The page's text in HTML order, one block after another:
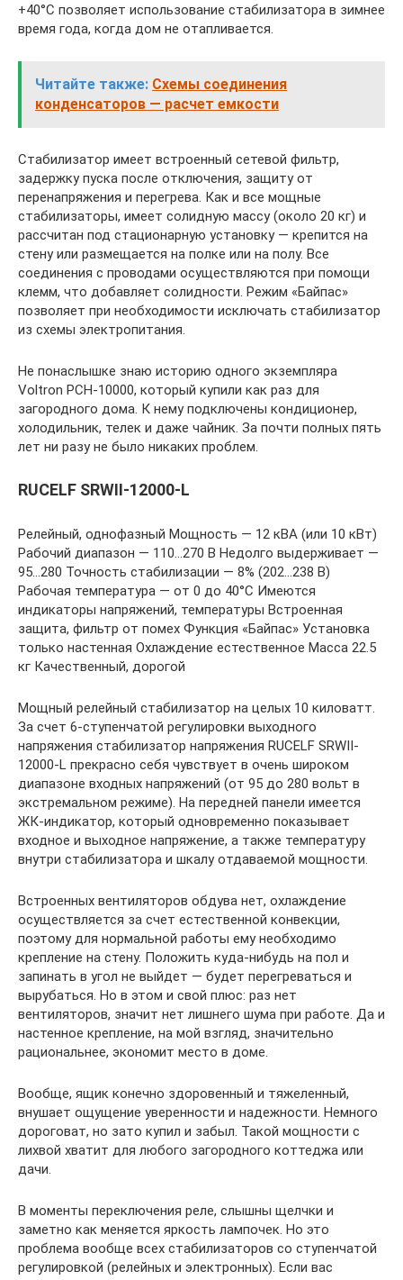
+40°С позволяет использование стабилизатора в зимнее
время года, когда дом не отапливается.
Читайте также: Схемы соединения
конденсаторов — расчет емкости
Стабилизатор имеет встроенный сетевой фильтр,
задержку пуска после отключения, защиту от
перенапряжения и перегрева. Как и все мощные
стабилизаторы, имеет солидную массу (около 20 кг) и
рассчитан под стационарную установку — крепится на
стену или размещается на полке или на полу. Все
соединения с проводами осуществляются при помощи
клемм, что добавляет солидности. Режим «Байпас»
позволяет при необходимости исключать стабилизатор
из схемы электропитания.
Не понаслышке знаю историю одного экземпляра
Voltron PCH-10000, который купили как раз для
загородного дома. К нему подключены кондиционер,
холодильник, телек и даже чайник. За почти полных пять
лет ни разу не было никаких проблем.
RUCELF SRWII-12000-L
Релейный, однофазный Мощность — 12 кВА (или 10 кВт)
Рабочий диапазон — 110…270 В Недолго выдерживает —
95…280 Точность стабилизации — 8% (202…238 В)
Рабочая температура — от 0 до 40°С Имеются
индикаторы напряжений, температуры Встроенная
защита, фильтр от помех Функция «Байпас» Установка
только настенная Охлаждение естественное Масса 22.5
кг Качественный, дорогой
Мощный релейный стабилизатор на целых 10 киловатт.
За счет 6-ступенчатой регулировки выходного
напряжения стабилизатор напряжения RUCELF SRWII-
12000-L прекрасно себя чувствует в очень широком
диапазоне входных напряжений (от 95 до 280 вольт в
экстремальном режиме). На передней панели имеется
ЖК-индикатор, который одновременно показывает
входное и выходное напряжение, а также температуру
внутри стабилизатора и шкалу отдаваемой мощности.
Встроенных вентиляторов обдува нет, охлаждение
осуществляется за счет естественной конвекции,
поэтому для нормальной работы ему необходимо
крепление на стену. Положить куда-нибудь на пол и
запинать в угол не выйдет — будет перегреваться и
вырубаться. Но в этом и свой плюс: раз нет
вентиляторов, значит нет лишнего шума при работе. Да и
настенное крепление, на мой взгляд, значительно
рациональнее, экономит место в доме.
Вообще, ящик конечно здоровенный и тяжеленный,
внушает ощущение уверенности и надежности. Немного
дороговат, но зато купил и забыл. Такой мощности с
лихвой хватит для любого загородного коттеджа или
дачи.
В моменты переключения реле, слышны щелчки и
заметно как меняется яркость лампочек. Но это
проблема вообще всех стабилизаторов со ступенчатой
регулировкой (релейных и электронных). Если вас